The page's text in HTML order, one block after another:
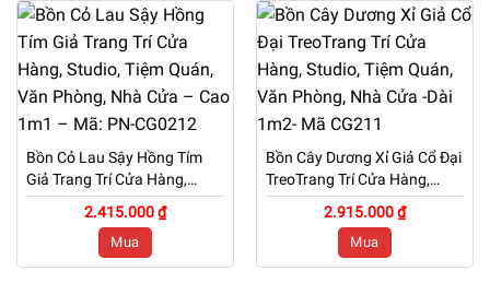
Bồn Cỏ Lau Sậy Hồng Tím
Giả Trang Trí Cửa Hàng,
Studio, Tiệm Quán, Văn
Phòng, Nhà Cửa – Cao 1m1
– Mã: PN-CG0212
2.415.000 ₫
Mua
Bồn Cây Dương Xỉ Giả Cổ Đại
TreoTrang Trí Cửa Hàng,
Studio, Tiệm Quán, Văn
Phòng, Nhà Cửa -Dài 1m2-
2.915.000 ₫
Mua